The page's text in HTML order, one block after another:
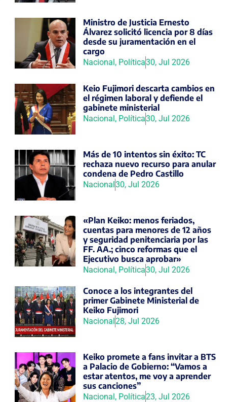
Ministro de Justicia Ernesto
Álvarez solicitó licencia por 8 días
desde su juramentación en el
cargo
Nacional, Política30, Jul 2026
Keio Fujimori descarta cambios en
el régimen laboral y defiende el
gabinete ministerial
Nacional, Política30, Jul 2026
Más de 10 intentos sin éxito: TC
rechaza nuevo recurso para anular
condena de Pedro Castillo
Nacional30, Jul 2026
«Plan Keiko: menos feriados,
cuentas para menores de 12 años
y seguridad penitenciaria por las
FF. AA.; cinco reformas que el
Ejecutivo busca aprobar»
Nacional, Política30, Jul 2026
Conoce a los integrantes del
primer Gabinete Ministerial de
Keiko Fujimori
Nacional28, Jul 2026
Keiko promete a fans invitar a BTS
a Palacio de Gobierno: “Vamos a
estar atentos, me voy a aprender
sus canciones”
Nacional, Política23, Jul 2026